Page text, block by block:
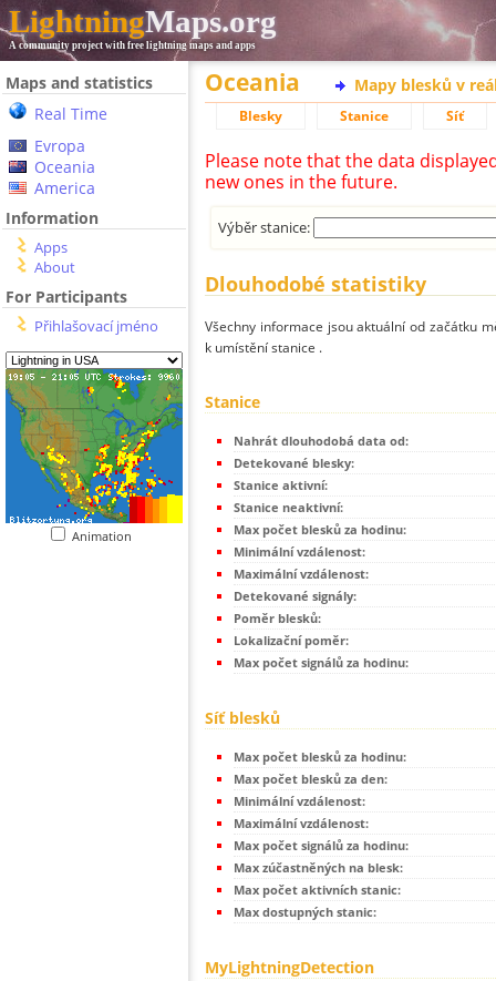
LightningMaps.org
A community project with free lightning maps and apps
Maps and statistics
Real Time
Evropa
Oceania
America
Information
Apps
About
For Participants
Přihlašovací jméno
Animation
Oceania Mapy blesků v
Blesky Stanice Síť
Please note that the data
new ones in the future.
Výběr stanice:
Dlouhodobé statistiky
Všechny informace jsou aktuální od začátku
k umístění stanice .
Stanice
Nahrát dlouhodobá data od:
Detekované blesky:
Stanice aktivní:
Stanice neaktivní:
Max počet blesků za hodinu:
Minimální vzdálenost:
Maximální vzdálenost:
Detekované signály:
Poměr blesků:
Lokalizační poměr:
Max počet signálů za hodinu:
Síť blesků
Max počet blesků za hodinu:
Max počet blesků za den:
Minimální vzdálenost:
Maximální vzdálenost:
Max počet signálů za hodinu:
Max zúčastněných na blesk:
Max počet aktivních stanic:
Max dostupných stanic:
MyLightningDetection